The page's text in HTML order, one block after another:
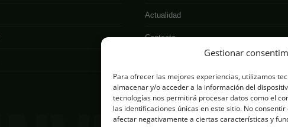
Gestionar
Para ofrecer las mejores experiencias, utilizamos
almacenar y/o acceder a la información del
tecnologías nos permitirá procesar datos como el
las identificaciones únicas en este sitio. No
afectar negativamente a ciertas características y
Actualidad
Contacto